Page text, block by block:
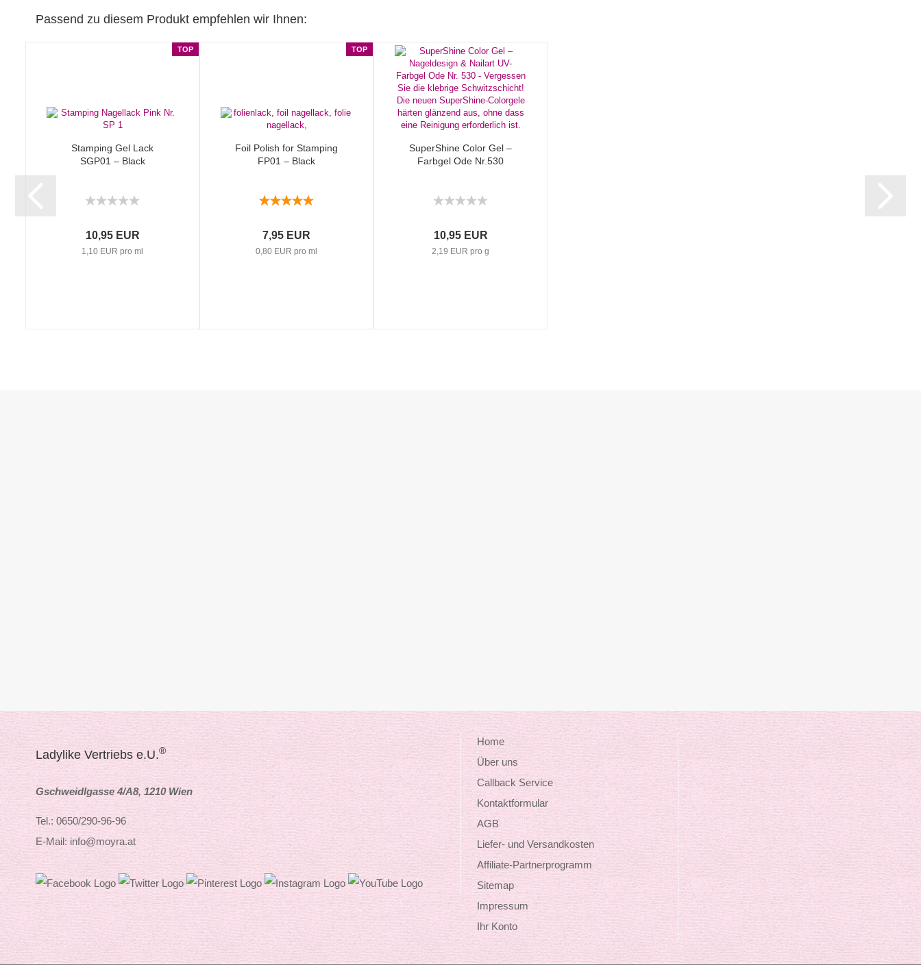
Passend zu diesem Produkt empfehlen wir Ihnen:
TOP
Stamping Gel Lack
SGP01 – Black
10,95 EUR
1,10 EUR pro ml
TOP
Foil Polish for Stamping
FP01 – Black
7,95 EUR
0,80 EUR pro ml
SuperShine Color Gel –
Farbgel Ode Nr.530
10,95 EUR
2,19 EUR pro g
Ladylike Vertriebs e.U.®
Gschweidlgasse 4/A8, 1210 Wien
Tel.: 0650/290-96-96
E-Mail: info@moyra.at
Home
Über uns
Callback Service
Kontaktformular
AGB
Liefer- und Versandkosten
Affiliate-Partnerprogramm
Sitemap
Impressum
Ihr Konto